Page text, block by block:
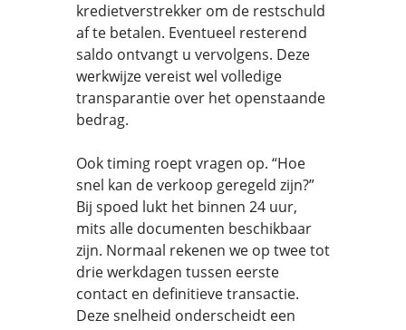
kredietverstrekker om de restschuld
af te betalen. Eventueel resterend
saldo ontvangt u vervolgens. Deze
werkwijze vereist wel volledige
transparantie over het openstaande
bedrag.
Ook timing roept vragen op. “Hoe
snel kan de verkoop geregeld zijn?”
Bij spoed lukt het binnen 24 uur,
mits alle documenten beschikbaar
zijn. Normaal rekenen we op twee tot
drie werkdagen tussen eerste
contact en definitieve transactie.
Deze snelheid onderscheidt een